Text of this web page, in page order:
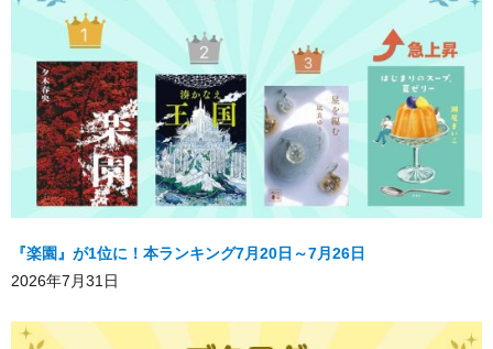
『楽園』が1位に！本ランキング7月20日～7月26日
2026年7月31日